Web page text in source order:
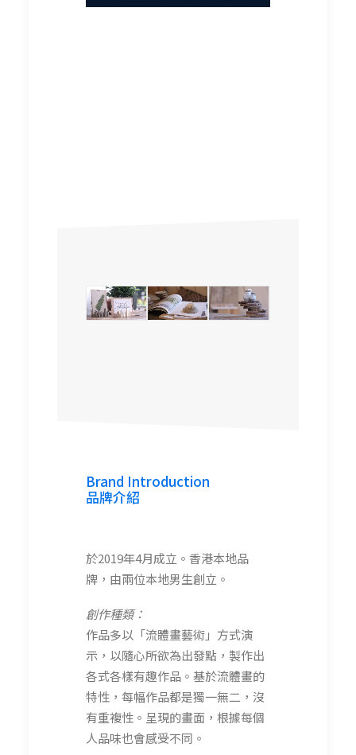
巖水工藝 ROCK
WATER
Brand Introduction
品牌介紹
於2019年4月成立。香港本地品
牌，由兩位本地男生創立。
創作種類：
作品多以「流體畫藝術」方式演
示，以隨心所欲為出發點，製作出
各式各樣有趣作品。基於流體畫的
特性，每幅作品都是獨一無二，沒
有重複性。呈現的畫面，根據每個
人品味也會感受不同。